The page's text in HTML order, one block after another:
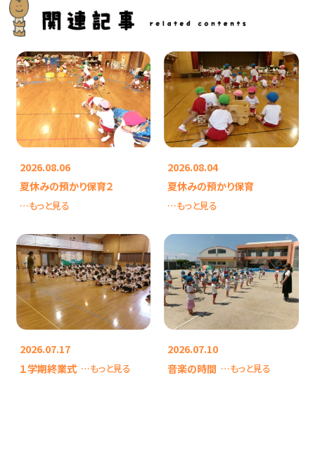
2026.08.06
夏休みの預かり保育２
…もっと見る
2026.08.04
夏休みの預かり保育
…もっと見る
2026.07.17
１学期終業式 …もっと見る
2026.07.10
音楽の時間 …もっと見る